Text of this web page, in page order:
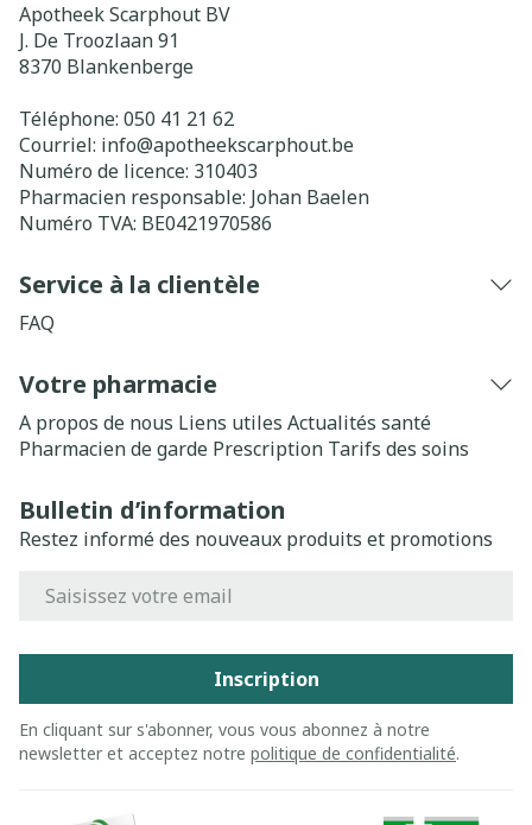
Apotheek Scarphout BV
J. De Troozlaan 91
8370 Blankenberge
Téléphone: 050 41 21 62
Courriel: info@apotheekscarphout.be
Numéro de licence: 310403
Pharmacien responsable: Johan Baelen
Numéro TVA: BE0421970586
Service à la clientèle
FAQ
Votre pharmacie
A propos de nous Liens utiles Actualités santé
Pharmacien de garde Prescription Tarifs des soins
Bulletin d’information
Restez informé des nouveaux produits et promotions
Inscription
En cliquant sur s'abonner, vous vous abonnez à notre
newsletter et acceptez notre politique de confidentialité.